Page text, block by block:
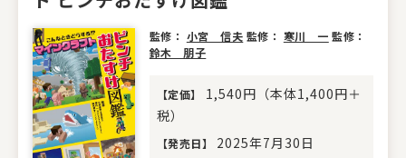
監修： 小宮 信夫 監修： 寒川 一 監修：
鈴木 朋子
【定価】
1,540円（本体1,400円＋
税）
【発売日】 2025年7月30日